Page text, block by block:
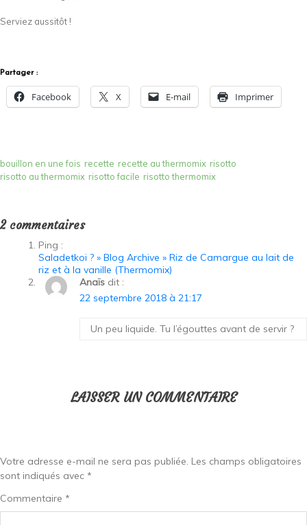
Serviez aussitôt !
Partager :
Facebook X E-mail Imprimer
bouillon en une fois recette recette au thermomix risotto
risotto au thermomix risotto facile risotto thermomix
2 commentaires
Ping :
Saladetkoi ? » Blog Archive » Riz de Camargue au lait de
riz et à la vanille (Thermomix)
Anaïs dit :
22 septembre 2018 à 21:17
Un peu liquide. Tu l’égouttes avant de servir ?
LAISSER UN COMMENTAIRE
Votre adresse e-mail ne sera pas publiée. Les champs obligatoires
sont indiqués avec *
Commentaire *